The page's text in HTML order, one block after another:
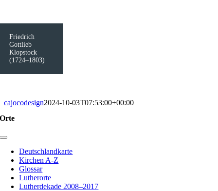
Friedrich
Gottlieb
Klopstock
(1724–1803)
cajocodesign2024-10-03T07:53:00+00:00
Orte
Toggle
NavigationDeutschlandkarte
Kirchen A-Z
Glossar
Lutherorte
Lutherdekade 2008–2017